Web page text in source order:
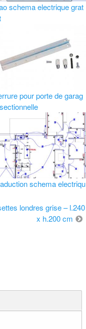
schema electrique grat
pour porte de garag
schema electriqu
londres grise – l.240
x h.200 cm